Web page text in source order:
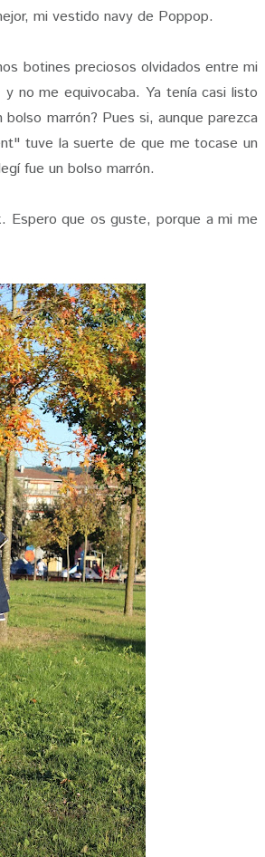
mi vestido navy de Poppop.
botines preciosos olvidados entre mi
no me equivocaba. Ya tenía casi listo
marrón? Pues si, aunque parezca
tuve la suerte de que me tocase un
fue un bolso marrón.
que os guste, porque a mi me